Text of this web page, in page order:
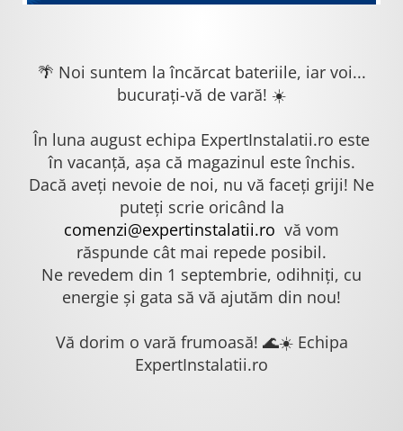
🌴 Noi suntem la încărcat bateriile, iar voi...
bucurați-vă de vară! ☀️
În luna august echipa ExpertInstalatii.ro este
în vacanță, așa că magazinul este închis.
Dacă aveți nevoie de noi, nu vă faceți griji! Ne
puteți scrie oricând la
comenzi@expertinstalatii.ro vă vom
răspunde cât mai repede posibil.
Ne revedem din 1 septembrie, odihniți, cu
energie și gata să vă ajutăm din nou!
Vă dorim o vară frumoasă! 🌊☀️ Echipa
ExpertInstalatii.ro